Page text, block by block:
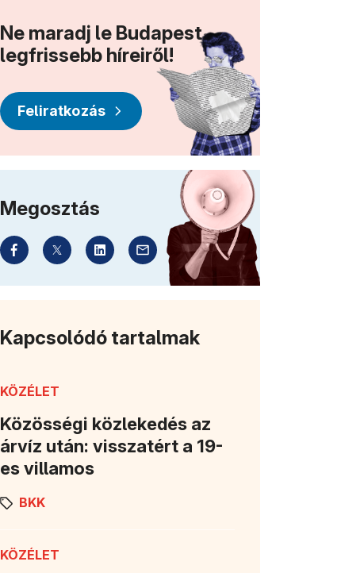
Ne maradj le Budapest
legfrissebb híreiről!
Feliratkozás
Megosztás
Kapcsolódó tartalmak
KÖZÉLET
Közösségi közlekedés az
árvíz után: visszatért a 19-
es villamos
BKK
KÖZÉLET